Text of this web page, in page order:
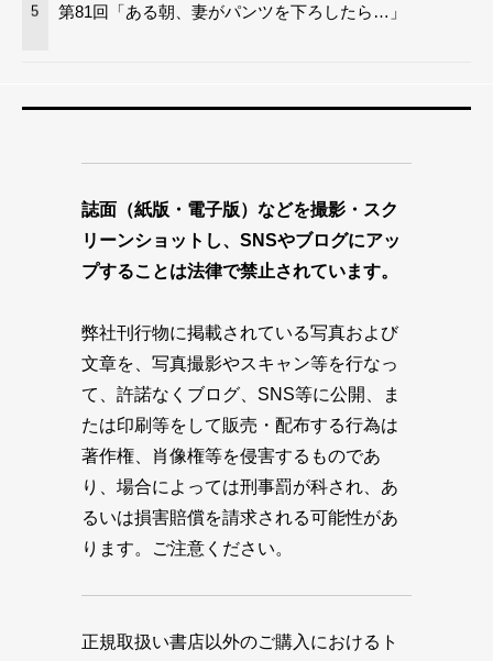
5 第81回「ある朝、妻がパンツを下ろしたら…」
誌面（紙版・電子版）などを撮影・スク
リーンショットし、SNSやブログにアッ
プすることは法律で禁止されています。
弊社刊行物に掲載されている写真および
文章を、写真撮影やスキャン等を行なっ
て、許諾なくブログ、SNS等に公開、ま
たは印刷等をして販売・配布する行為は
著作権、肖像権等を侵害するものであ
り、場合によっては刑事罰が科され、あ
るいは損害賠償を請求される可能性があ
ります。ご注意ください。
正規取扱い書店以外のご購入におけるト